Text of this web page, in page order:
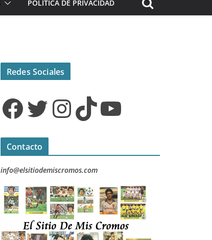
POLÍTICA DE PRIVACIDAD
Redes Sociales
Facebook Twitter InstagramTikTok YouTube
Contacto
info@elsitiodemiscromos.com